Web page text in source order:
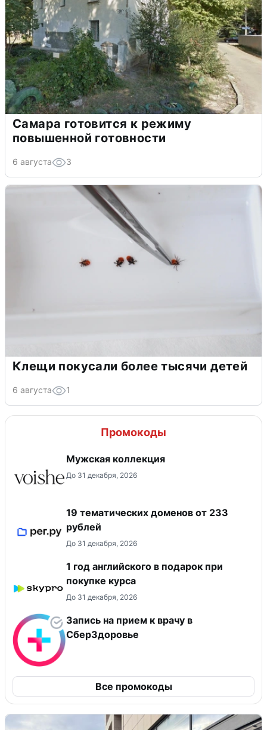
Самара готовится к режиму
повышенной готовности
6 августа 3
Клещи покусали более тысячи детей
6 августа 1
Промокоды
Мужская коллекция
До 31 декабря, 2026
19 тематических доменов от 233
рублей
До 31 декабря, 2026
1 год английского в подарок при
покупке курса
До 31 декабря, 2026
Запись на прием к врачу в
СберЗдоровье
Все промокоды